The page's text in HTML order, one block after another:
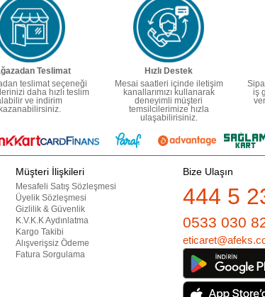
Teslimat
teslimat seçeneği
daha hızlı teslim
ve indirim
kazanabilirsiniz.
Hızlı Destek
Mesai saatleri içinde iletişim
kanallarımızı kullanarak
deneyimli müşteri
temsilcilerimize hızla
ulaşabilirisiniz.
iş
Müşteri İlişkileri
Mesafeli Satış Sözleşmesi
Üyelik Sözleşmesi
Gizlilik & Güvenlik
K.V.K.K Aydınlatma
Kargo Takibi
Alışverişsiz Ödeme
Fatura Sorgulama
Bize Ulaşın
444 5
0533 030